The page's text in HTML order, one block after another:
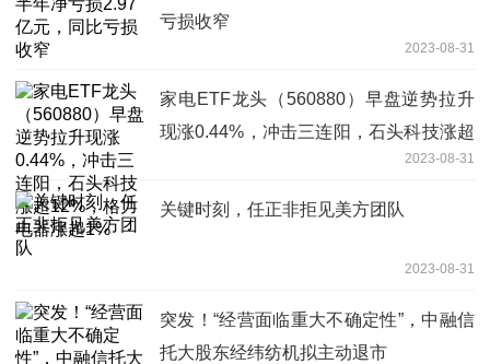
亏损收窄
2023-08-31
家电ETF龙头（560880）早盘逆势拉升
现涨0.44%，冲击三连阳，石头科技涨超
2023-08-31
关键时刻，任正非拒见美方团队
2023-08-31
突发！“经营面临重大不确定性”，中融信
托大股东经纬纺机拟主动退市